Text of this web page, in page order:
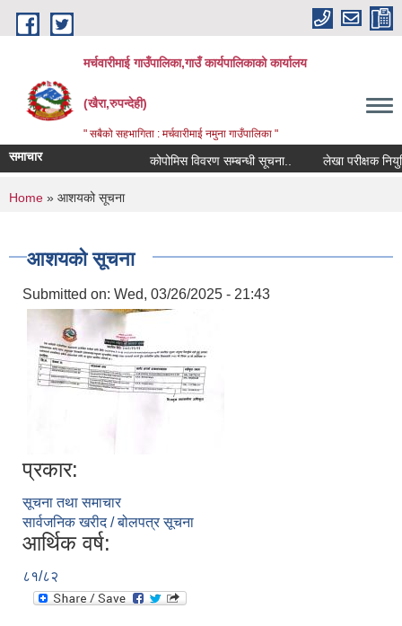
Skip to main content
मर्चवारीमाई गाउँपालिका,गाउँ कार्यपालिकाको कार्यालय
(खैरा,रुपन्देही)
" सबैको सहभागिता : मर्चवारीमाई नमुना गाउँपालिका "
समाचार कोपोमिस विवरण सम्बन्धी सूचना.. लेखा परीक्षक
You are here
Home » आशयको सूचना
आशयको सूचना
Submitted on: Wed, 03/26/2025 - 21:43
प्रकार:
सूचना तथा समाचार
सार्वजनिक खरीद / बोलपत्र सूचना
आर्थिक वर्ष:
८१/८२